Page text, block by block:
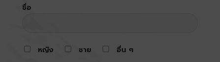
ชื่อ
หญิง ชาย
อื่น ๆ